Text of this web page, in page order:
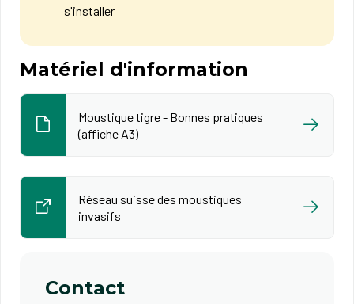
s'installer
Matériel d'information
Moustique tigre - Bonnes pratiques
(affiche A3)
Réseau suisse des moustiques
invasifs
Contact